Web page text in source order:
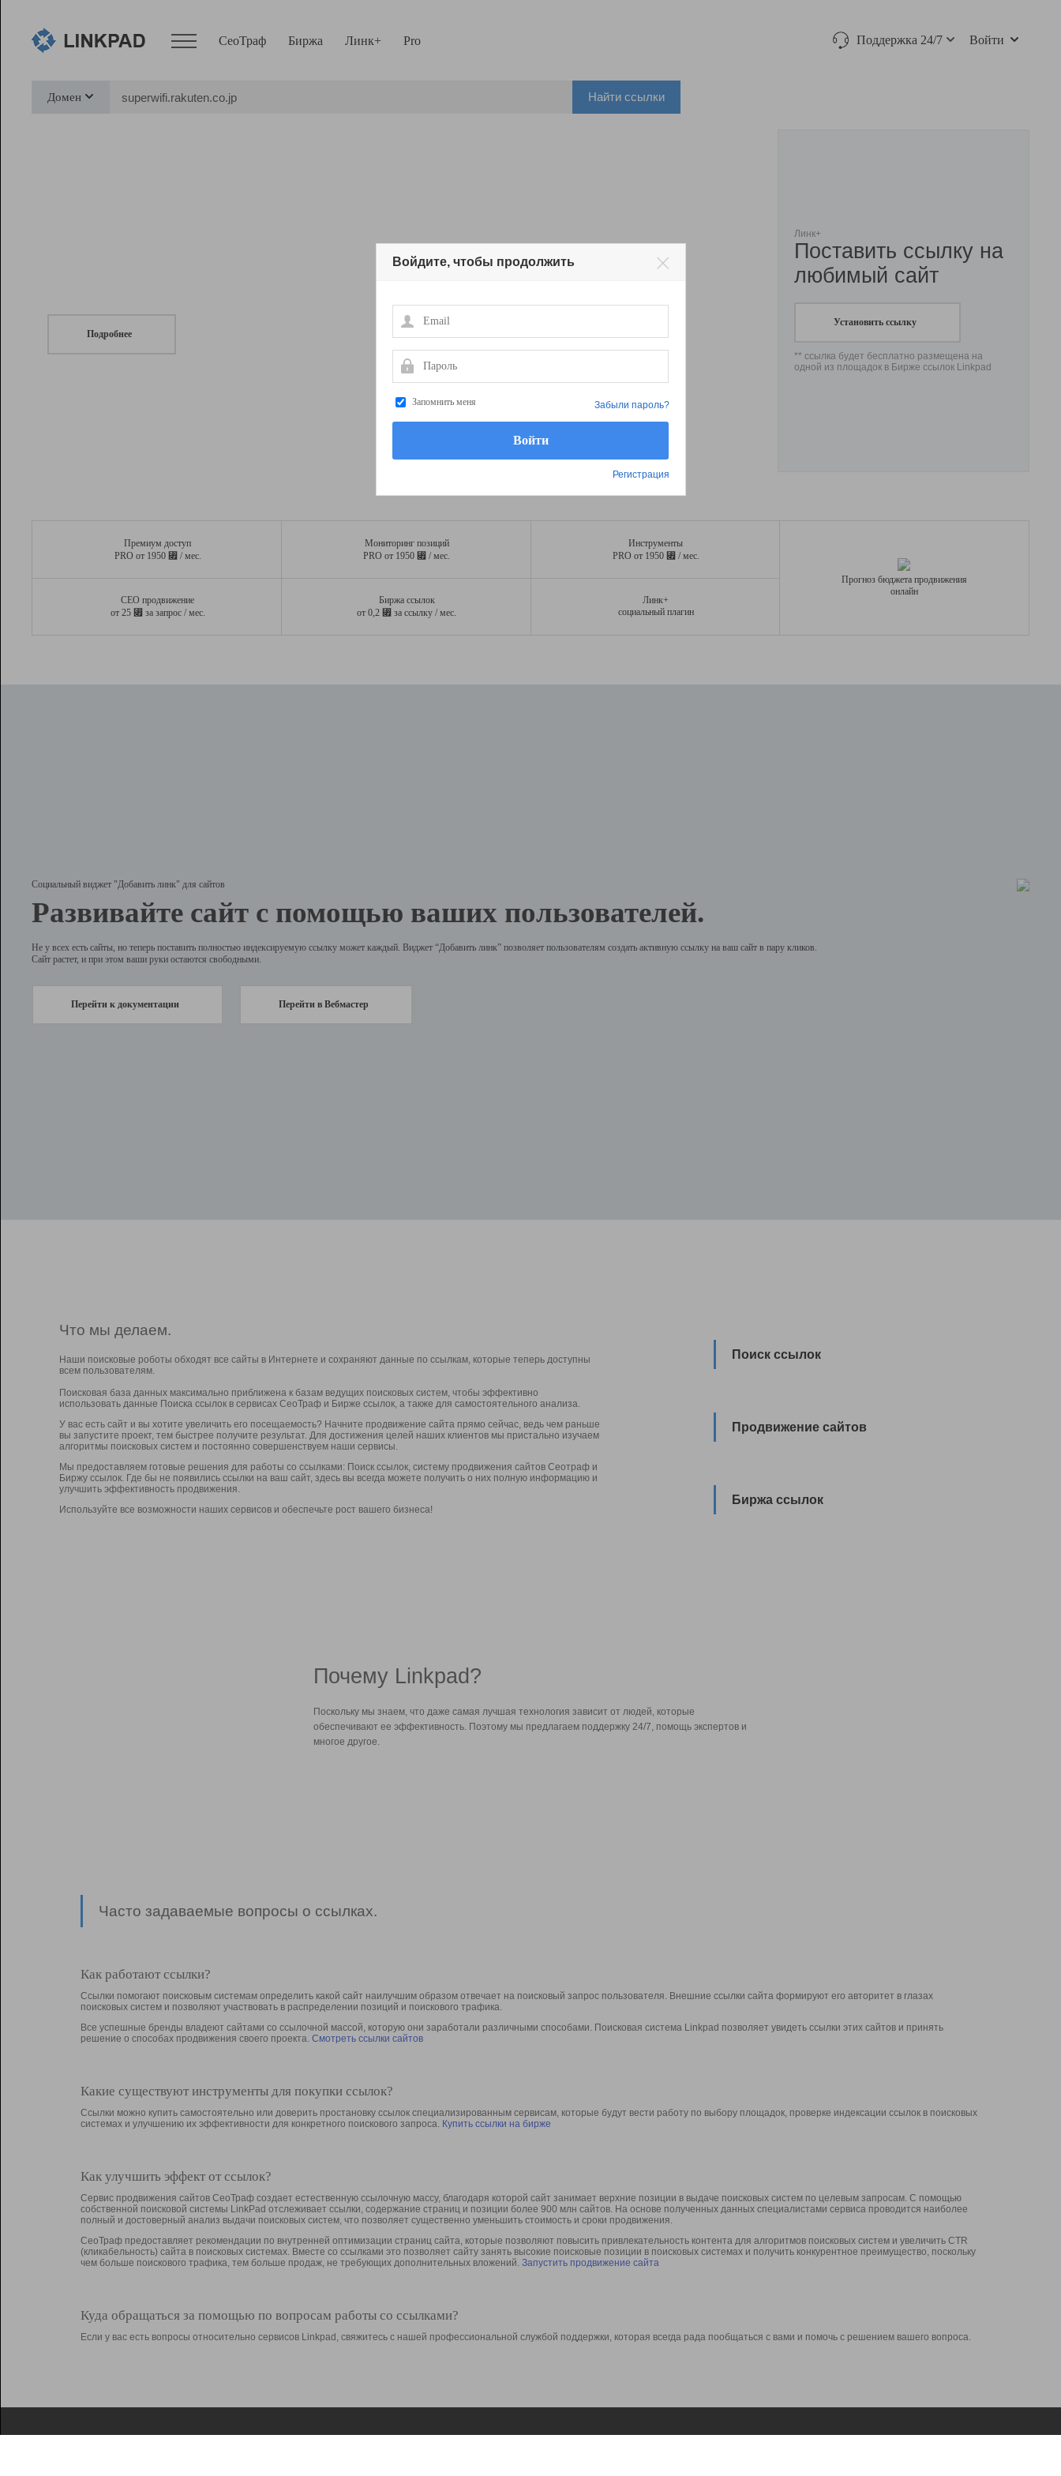
СеоТраф Биржа Линк+ Pro Поддержка 24/7 Войти
Домен Найти ссылки
Подробнее
Линк+
Поставить ссылку на
любимый сайт
Установить ссылку
** ссылка будет бесплатно размещена на
одной из площадок в Бирже ссылок Linkpad
Премиум доступ
PRO от 1950 ⃏ / мес.
Мониторинг позиций
PRO от 1950 ⃏ / мес.
Инструменты
PRO от 1950 ⃏ / мес.
СЕО продвижение
от 25 ⃏ за запрос / мес.
Биржа ссылок
от 0,2 ⃏ за ссылку / мес.
Линк+
социальный плагин
Прогноз бюджета продвижения
онлайн
Социальный виджет "Добавить линк" для сайтов
Развивайте сайт с помощью ваших пользователей.
Не у всех есть сайты, но теперь поставить полностью индексируемую ссылку может каждый. Виджет “Добавить линк” позволяет пользователям создать активную ссылку на ваш сайт в пару кликов.
Сайт растет, и при этом ваши руки остаются свободными.
Перейти к документации Перейти в Вебмастер
Что мы делаем.
Наши поисковые роботы обходят все сайты в Интернете и сохраняют данные по ссылкам, которые теперь доступны
всем пользователям.
Поисковая база данных максимально приближена к базам ведущих поисковых систем, чтобы эффективно
использовать данные Поиска ссылок в сервисах СеоТраф и Бирже ссылок, а также для самостоятельного анализа.
У вас есть сайт и вы хотите увеличить его посещаемость? Начните продвижение сайта прямо сейчас, ведь чем раньше
вы запустите проект, тем быстрее получите результат. Для достижения целей наших клиентов мы пристально изучаем
алгоритмы поисковых систем и постоянно совершенствуем наши сервисы.
Мы предоставляем готовые решения для работы со ссылками: Поиск ссылок, систему продвижения сайтов Сеотраф и
Биржу ссылок. Где бы не появились ссылки на ваш сайт, здесь вы всегда можете получить о них полную информацию и
улучшить эффективность продвижения.
Используйте все возможности наших сервисов и обеспечьте рост вашего бизнеса!
Поиск ссылок
Продвижение сайтов
Биржа ссылок
Почему Linkpad?
Поскольку мы знаем, что даже самая лучшая технология зависит от людей, которые
обеспечивают ее эффективность. Поэтому мы предлагаем поддержку 24/7, помощь экспертов и
многое другое.
Часто задаваемые вопросы о ссылках.
Как работают ссылки?
Ссылки помогают поисковым системам определить какой сайт наилучшим образом отвечает на поисковый запрос пользователя. Внешние ссылки сайта формируют его авторитет в глазах
поисковых систем и позволяют участвовать в раcпределении позиций и поискового трафика.
Все успешные бренды владеют сайтами со ссылочной массой, которую они заработали различными способами. Поисковая система Linkpad позволяет увидеть ссылки этих сайтов и принять
решение о способах продвижения своего проекта. Смотреть ссылки сайтов
Какие существуют инструменты для покупки ссылок?
Ссылки можно купить самостоятельно или доверить простановку ссылок специализированным сервисам, которые будут вести работу по выбору площадок, проверке индексации ссылок в поисковых
системах и улучшению их эффективности для конкретного поискового запроса. Купить ссылки на бирже
Как улучшить эффект от ссылок?
Сервис продвижения сайтов СеоТраф создает естественную ссылочную массу, благодаря которой сайт занимает верхние позиции в выдаче поисковых систем по целевым запросам. С помощью
собственной поисковой системы LinkPad отслеживает ссылки, содержание страниц и позиции более 900 млн сайтов. На основе полученных данных специалистами сервиса проводится наиболее
полный и достоверный анализ выдачи поисковых систем, что позволяет существенно уменьшить стоимость и сроки продвижения.
СеоТраф предоставляет рекомендации по внутренней оптимизации страниц сайта, которые позволяют повысить привлекательность контента для алгоритмов поисковых систем и увеличить CTR
(кликабельность) сайта в поисковых системах. Вместе со ссылками это позволяет сайту занять высокие поисковые позиции в поисковых системах и получить конкурентное преимущество, поскольку
чем больше поискового трафика, тем больше продаж, не требующих дополнительных вложений. Запустить продвижение сайта
Куда обращаться за помощью по вопросам работы со ссылками?
Если у вас есть вопросы относительно сервисов Linkpad, свяжитесь с нашей профессиональной службой поддержки, которая всегда рада пообщаться с вами и помочь с решением вашего вопроса.
Войдите, чтобы продолжить
Email
Пароль
Запомнить меня
Регистрация
Забыли пароль?